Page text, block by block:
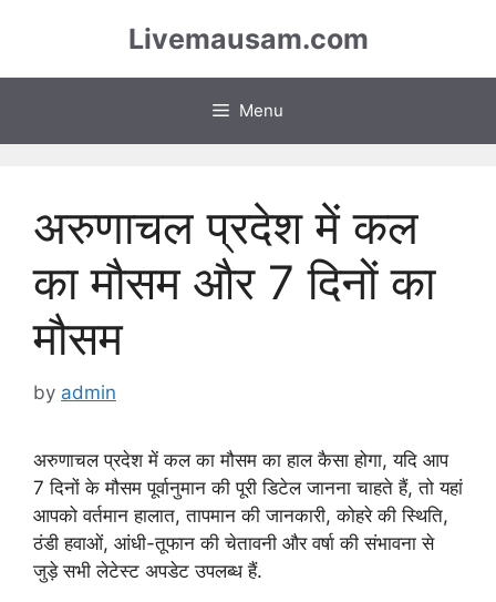
Livemausam.com
Menu
अरुणाचल प्रदेश में कल
का मौसम और 7 दिनों का
मौसम
by admin
अरुणाचल प्रदेश में कल का मौसम का हाल कैसा होगा, यदि आप
7 दिनों के मौसम पूर्वानुमान की पूरी डिटेल जानना चाहते हैं, तो यहां
आपको वर्तमान हालात, तापमान की जानकारी, कोहरे की स्थिति,
ठंडी हवाओं, आंधी-तूफान की चेतावनी और वर्षा की संभावना से
जुड़े सभी लेटेस्ट अपडेट उपलब्ध हैं.